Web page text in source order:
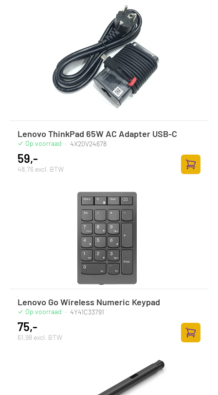
Lenovo ThinkPad 65W AC Adapter USB-C
Op voorraad · 4X20V24678
59,-
48,76 excl. BTW
Lenovo Go Wireless Numeric Keypad
Op voorraad · 4Y41C33791
75,-
61,98 excl. BTW